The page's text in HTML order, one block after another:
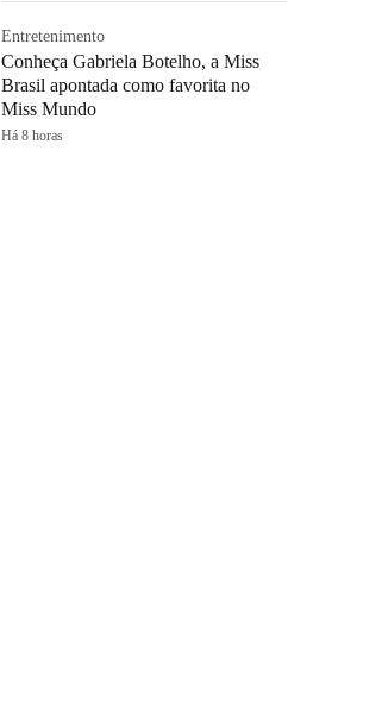
Entretenimento
Conheça Gabriela Botelho, a Miss
Brasil apontada como favorita no
Miss Mundo
Há 8 horas